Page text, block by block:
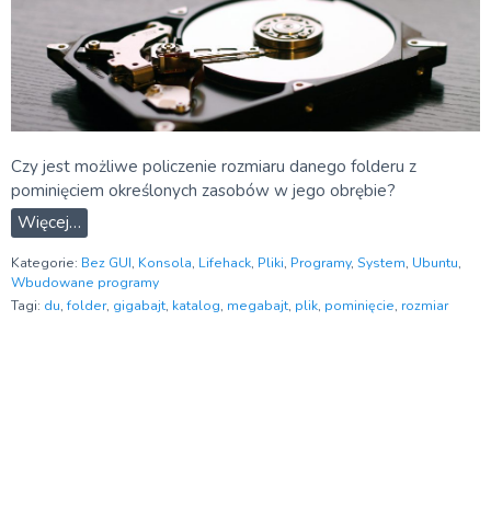
Czy jest możliwe policzenie rozmiaru danego folderu z
pominięciem określonych zasobów w jego obrębie?
Więcej…
Kategorie: Bez GUI, Konsola, Lifehack, Pliki, Programy, System, Ubuntu,
Wbudowane programy
Tagi: du, folder, gigabajt, katalog, megabajt, plik, pominięcie, rozmiar